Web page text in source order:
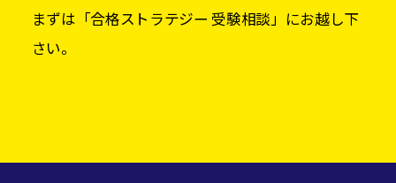
まずは「合格ストラテジー 受験相談」にお越し下
さい。